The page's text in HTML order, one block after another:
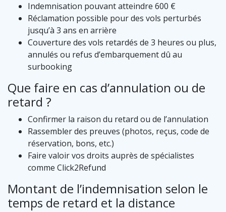
Indemnisation pouvant atteindre 600 €
Réclamation possible pour des vols perturbés
jusqu’à 3 ans en arrière
Couverture des vols retardés de 3 heures ou plus,
annulés ou refus d’embarquement dû au
surbooking
Que faire en cas d’annulation ou de
retard ?
Confirmer la raison du retard ou de l’annulation
Rassembler des preuves (photos, reçus, code de
réservation, bons, etc.)
Faire valoir vos droits auprès de spécialistes
comme Click2Refund
Montant de l’indemnisation selon le
temps de retard et la distance